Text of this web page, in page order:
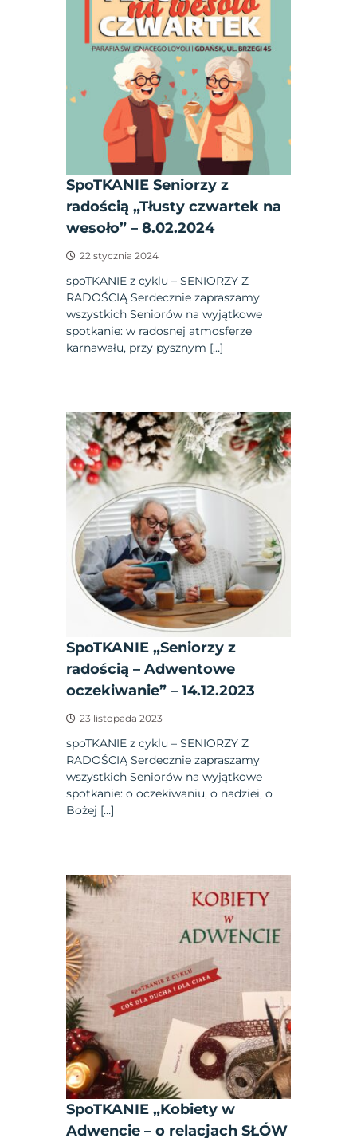
SpoTKANIE Seniorzy z
radością „Tłusty czwartek na
wesoło” – 8.02.2024
22 stycznia 2024
spoTKANIE z cyklu – SENIORZY Z
RADOŚCIĄ Serdecznie zapraszamy
wszystkich Seniorów na wyjątkowe
spotkanie: w radosnej atmosferze
karnawału, przy pysznym […]
SpoTKANIE „Seniorzy z
radością – Adwentowe
oczekiwanie” – 14.12.2023
23 listopada 2023
spoTKANIE z cyklu – SENIORZY Z
RADOŚCIĄ Serdecznie zapraszamy
wszystkich Seniorów na wyjątkowe
spotkanie: o oczekiwaniu, o nadziei, o
Bożej […]
SpoTKANIE „Kobiety w
Adwencie – o relacjach SŁÓW